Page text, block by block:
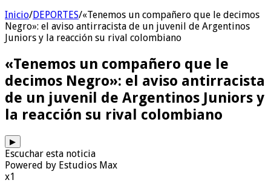
Inicio/DEPORTES/«Tenemos un compañero que le decimos
Negro»: el aviso antirracista de un juvenil de Argentinos
Juniors y la reacción su rival colombiano
«Tenemos un compañero que le
decimos Negro»: el aviso antirracista
de un juvenil de Argentinos Juniors y
la reacción su rival colombiano
▶
Escuchar esta noticia
Powered by Estudios Max
x1